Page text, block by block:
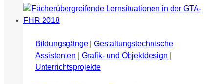
Riemerschmid-
Bildungsgänge
Gestaltungstechnische
Assistenten
Grafik- und Objektdesign
Unterrichtsprojekte